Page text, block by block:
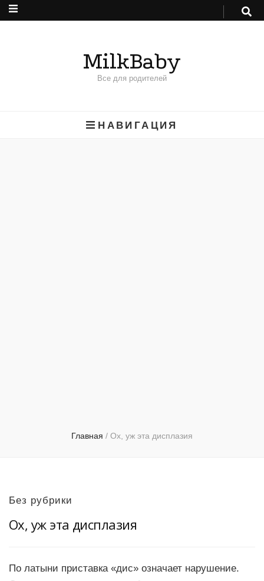
MilkBaby
Все для родителей
НАВИГАЦИЯ
Главная / Ох, уж эта дисплазия
Без рубрики
Ох, уж эта дисплазия
По латыни приставка «дис» означает нарушение.